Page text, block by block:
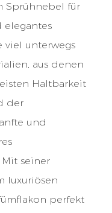
Sprühnebel für
elegantes
viel unterwegs
aus denen
Haltbarkeit
der
und
seiner
luxuriösen
perfekt